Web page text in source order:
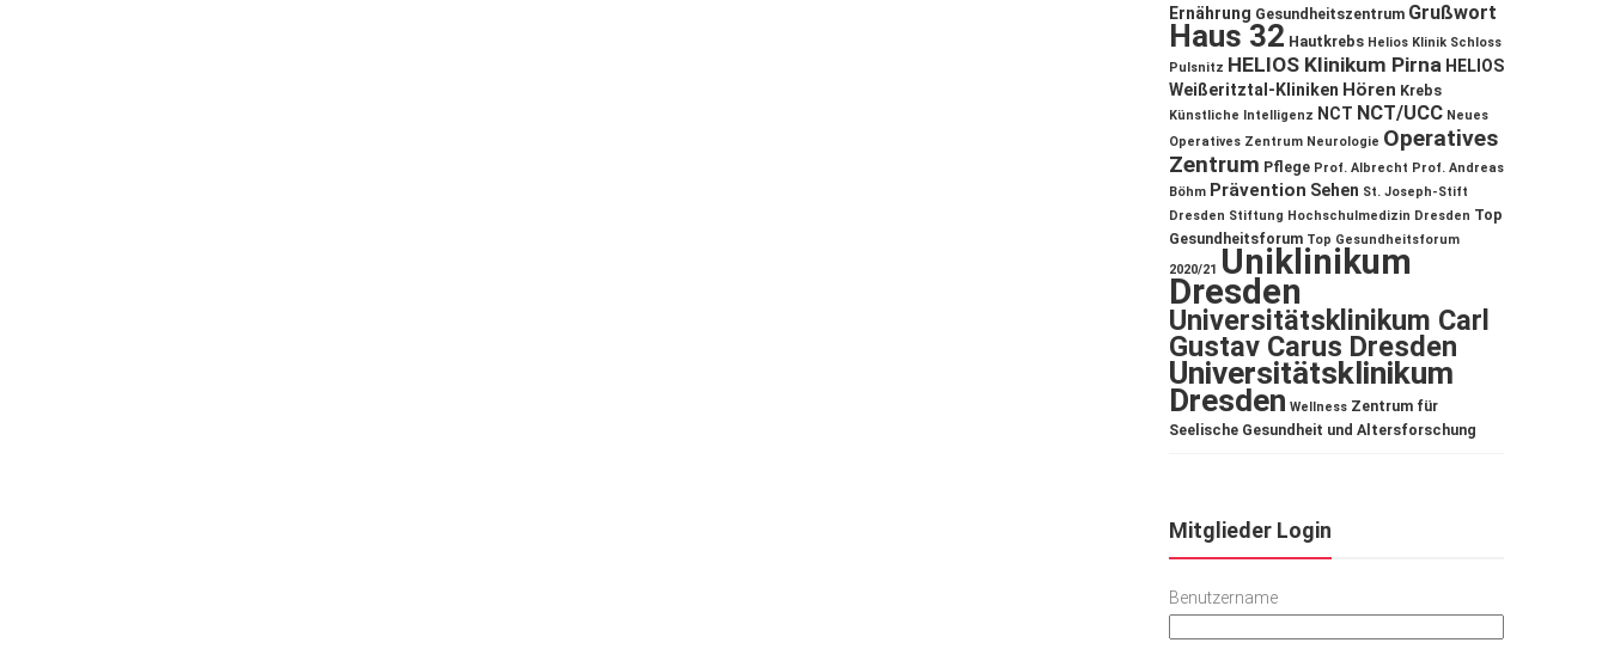
Ernährung Gesundheitszentrum Grußwort
Haus 32 Hautkrebs Helios Klinik Schloss
Pulsnitz HELIOS Klinikum Pirna HELIOS
Weißeritztal-Kliniken Hören Krebs
Künstliche Intelligenz NCT NCT/UCC Neues
Operatives Zentrum Neurologie Operatives
Zentrum Pflege Prof. Albrecht Prof. Andreas
Böhm Prävention Sehen St. Joseph-Stift
Dresden Stiftung Hochschulmedizin Dresden Top
Gesundheitsforum Top Gesundheitsforum
2020/21 Uniklinikum
Dresden
Universitätsklinikum Carl
Gustav Carus Dresden
Universitätsklinikum
Dresden Wellness Zentrum für
Seelische Gesundheit und Altersforschung
Mitglieder Login
Benutzername